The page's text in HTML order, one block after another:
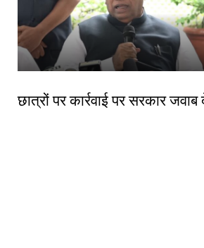
छात्रों पर कार्रवाई पर सरकार